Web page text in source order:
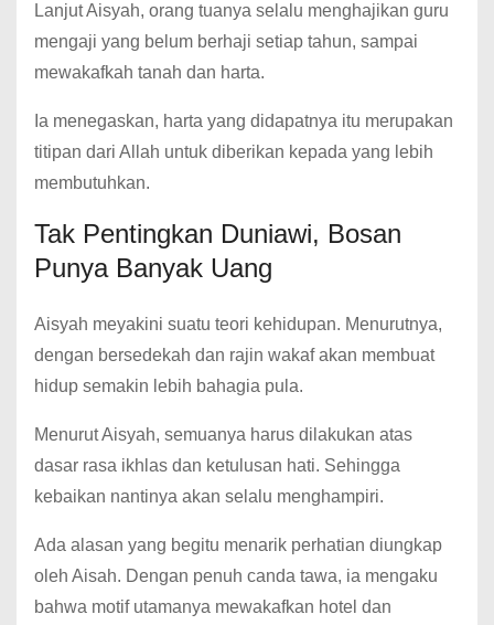
Lanjut Aisyah, orang tuanya selalu menghajikan guru
mengaji yang belum berhaji setiap tahun, sampai
mewakafkah tanah dan harta.
Ia menegaskan, harta yang didapatnya itu merupakan
titipan dari Allah untuk diberikan kepada yang lebih
membutuhkan.
Tak Pentingkan Duniawi, Bosan
Punya Banyak Uang
Aisyah meyakini suatu teori kehidupan. Menurutnya,
dengan bersedekah dan rajin wakaf akan membuat
hidup semakin lebih bahagia pula.
Menurut Aisyah, semuanya harus dilakukan atas
dasar rasa ikhlas dan ketulusan hati. Sehingga
kebaikan nantinya akan selalu menghampiri.
Ada alasan yang begitu menarik perhatian diungkap
oleh Aisah. Dengan penuh canda tawa, ia mengaku
bahwa motif utamanya mewakafkan hotel dan